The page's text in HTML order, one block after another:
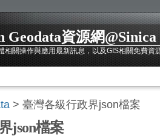
Geodata資源網@Sinica
相關操作與應用最新訊息，以及GIS相關免費
> 臺灣各級行政界json檔案
json檔案